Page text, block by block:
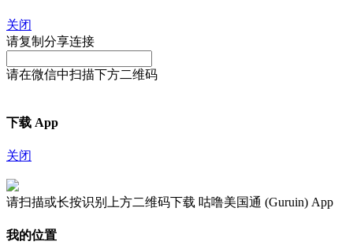
关闭
请复制分享连接
请在微信中扫描下方二维码
下载 App
关闭
请扫描或长按识别上方二维码下载 咕噜美国通 (Guruin) App
我的位置